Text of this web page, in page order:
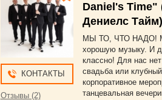
КОНТАКТЫ
Отзывы (2)
Daniel's Time"
Дениелс Тайм)
МЫ ТО, ЧТО НАДО!
хорошую музыку. И
классно! Для нас
свадьба или клубный
корпоративное
танцевальная